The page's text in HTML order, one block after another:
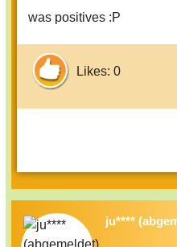
was positives :P
Likes: 0
ju****